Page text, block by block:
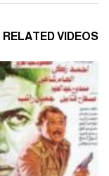
RELATED VIDEOS